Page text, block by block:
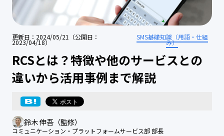
更新日：2024/05/21（公開日：
2023/04/18）
SMS基礎知識（用語・仕組
み）
RCSとは？特徴や他のサービスとの
違いから活用事例まで解説
鈴木 伸吾（監修）
コミュニケーション・プラットフォームサービス部 部長